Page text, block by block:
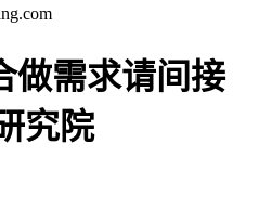
做需求请间接
究院